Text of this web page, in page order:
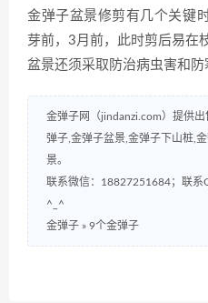
金弹子盆景修剪有几个关键
芽前，3月前，此时剪后易在
盆景还须采取防治病虫害和防
金弹子网（jindanzi.com）提供
弹子,金弹子盆景,金弹子下山桩,
景。
联系微信：18827251684；联
^_^
金弹子 » 9个金弹子